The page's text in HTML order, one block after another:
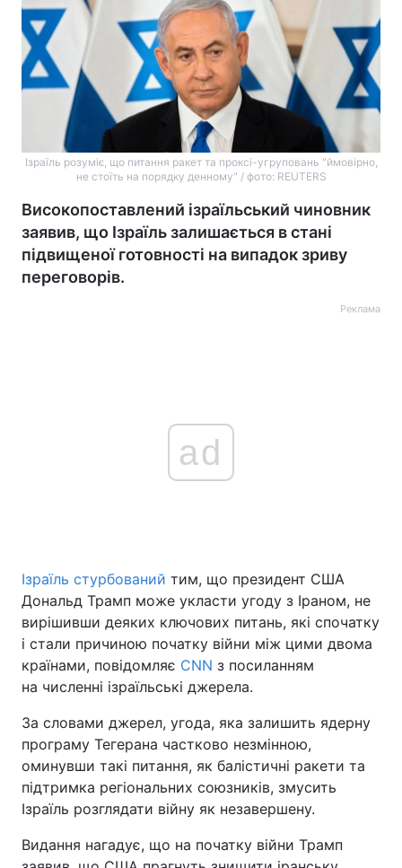
Ізраїль розуміє, що питання ракет та проксі-угруповань "ймовірно,
не стоїть на порядку денному" / фото: REUTERS
Високопоставлений ізраїльський чиновник
заявив, що Ізраїль залишається в стані
підвищеної готовності на випадок зриву
переговорів.
Реклама
ad
Ізраїль стурбований тим, що президент США
Дональд Трамп може укласти угоду з Іраном, не
вирішивши деяких ключових питань, які спочатку
і стали причиною початку війни між цими двома
країнами, повідомляє CNN з посиланням
на численні ізраїльські джерела.
За словами джерел, угода, яка залишить ядерну
програму Тегерана частково незмінною,
оминувши такі питання, як балістичні ракети та
підтримка регіональних союзників, змусить
Ізраїль розглядати війну як незавершену.
Видання нагадує, що на початку війни Трамп